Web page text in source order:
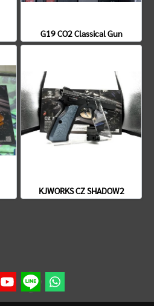
G19 CO2 Classical Gun
KJWORKS CZ SHADOW2